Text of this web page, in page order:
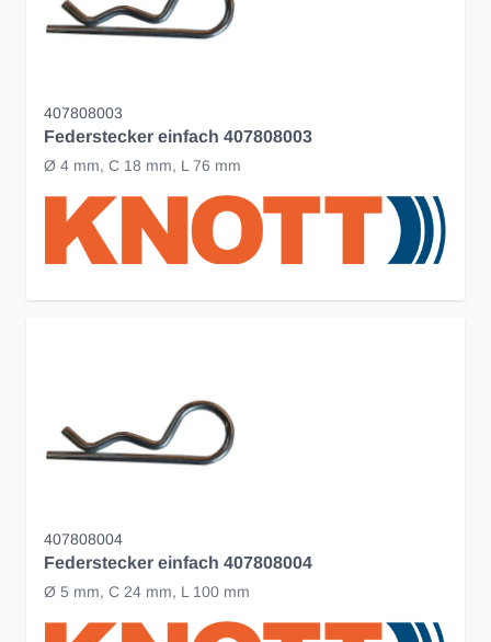
407808003
Federstecker einfach 407808003
Ø 4 mm, C 18 mm, L 76 mm
407808004
Federstecker einfach 407808004
Ø 5 mm, C 24 mm, L 100 mm